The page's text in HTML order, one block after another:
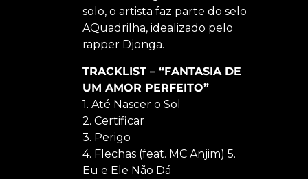
solo, o artista faz parte do selo
AQuadrilha, idealizado pelo
rapper Djonga.
TRACKLIST – “FANTASIA DE
UM AMOR PERFEITO”
1. Até Nascer o Sol
2. Certificar
3. Perigo
4. Flechas (feat. MC Anjim) 5.
Eu e Ele Não Dá